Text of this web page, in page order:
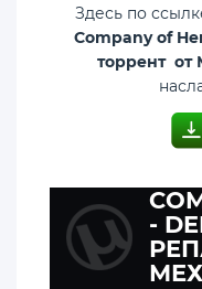
Здесь по
Company of
торрент от
-